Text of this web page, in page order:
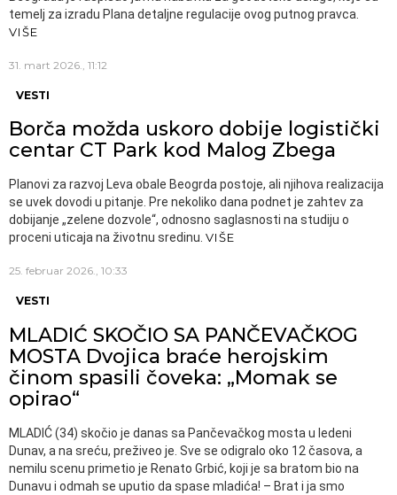
temelj za izradu Plana detaljne regulacije ovog putnog pravca.
VIŠE
31. mart 2026., 11:12
VESTI
Borča možda uskoro dobije logistički
centar CT Park kod Malog Zbega
Planovi za razvoj Leva obale Beogrda postoje, ali njihova realizacija
se uvek dovodi u pitanje. Pre nekoliko dana podnet je zahtev za
dobijanje „zelene dozvole“, odnosno saglasnosti na studiju o
proceni uticaja na životnu sredinu. VIŠE
25. februar 2026., 10:33
VESTI
MLADIĆ SKOČIO SA PANČEVAČKOG
MOSTA Dvojica braće herojskim
činom spasili čoveka: „Momak se
opirao“
MLADIĆ (34) skočio je danas sa Pančevačkog mosta u ledeni
Dunav, a na sreću, preživeo je. Sve se odigralo oko 12 časova, a
nemilu scenu primetio je Renato Grbić, koji je sa bratom bio na
Dunavu i odmah se uputio da spase mladića! – Brat i ja smo